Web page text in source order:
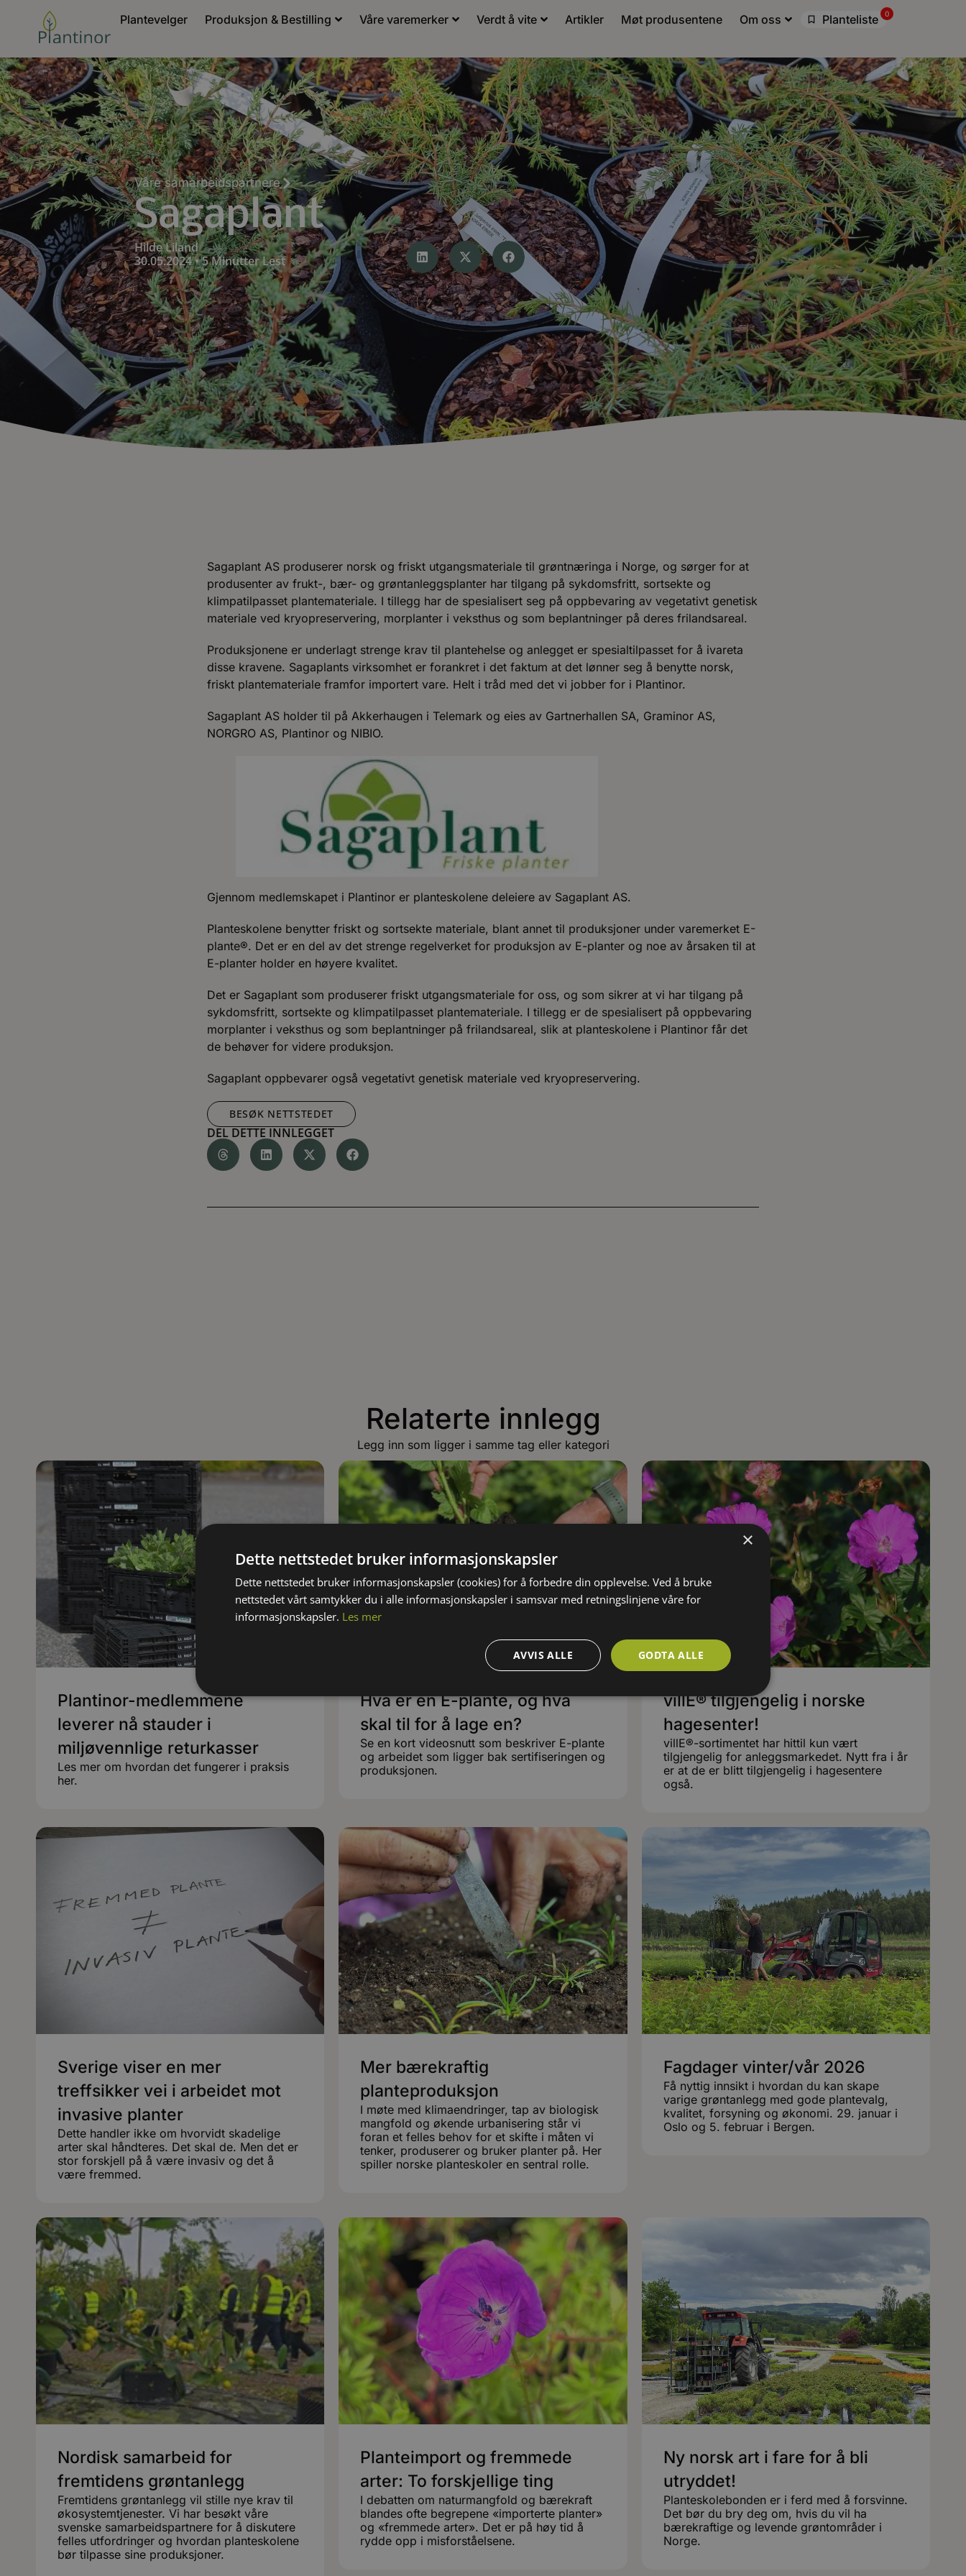
Plantevelger Produksjon & Bestilling Våre varemerker Verdt å vite Artikler Møt produsentene Om oss Planteliste 0
Våre samarbeidspartnere
Sagaplant
Hilde Liland
30.05.2024 • 5 Minutter Lest
Sagaplant AS produserer norsk og friskt utgangsmateriale til grøntnæringa i Norge, og sørger for at
produsenter av frukt-, bær- og grøntanleggsplanter har tilgang på sykdomsfritt, sortsekte og
klimpatilpasset plantemateriale. I tillegg har de spesialisert seg på oppbevaring av vegetativt genetisk
materiale ved kryopreservering, morplanter i veksthus og som beplantninger på deres frilandsareal.
Produksjonene er underlagt strenge krav til plantehelse og anlegget er spesialtilpasset for å ivareta
disse kravene. Sagaplants virksomhet er forankret i det faktum at det lønner seg å benytte norsk,
friskt plantemateriale framfor importert vare. Helt i tråd med det vi jobber for i Plantinor.
Sagaplant AS holder til på Akkerhaugen i Telemark og eies av Gartnerhallen SA, Graminor AS,
NORGRO AS, Plantinor og NIBIO.
Gjennom medlemskapet i Plantinor er planteskolene deleiere av Sagaplant AS.
Planteskolene benytter friskt og sortsekte materiale, blant annet til produksjoner under varemerket E-
plante®. Det er en del av det strenge regelverket for produksjon av E-planter og noe av årsaken til at
E-planter holder en høyere kvalitet.
Det er Sagaplant som produserer friskt utgangsmateriale for oss, og som sikrer at vi har tilgang på
sykdomsfritt, sortsekte og klimpatilpasset plantemateriale. I tillegg er de spesialisert på oppbevaring
morplanter i veksthus og som beplantninger på frilandsareal, slik at planteskolene i Plantinor får det
de behøver for videre produksjon.
Sagaplant oppbevarer også vegetativt genetisk materiale ved kryopreservering.
BESØK NETTSTEDET
DEL DETTE INNLEGGET
Relaterte innlegg
Legg inn som ligger i samme tag eller kategori
Plantinor-medlemmene
leverer nå stauder i
miljøvennlige returkasser
Les mer om hvordan det fungerer i praksis
her.
Hva er en E-plante, og hva
skal til for å lage en?
Se en kort videosnutt som beskriver E-plante
og arbeidet som ligger bak sertifiseringen og
produksjonen.
villE® tilgjengelig i norske
hagesenter!
villE®-sortimentet har hittil kun vært
tilgjengelig for anleggsmarkedet. Nytt fra i år
er at de er blitt tilgjengelig i hagesentere
også.
Sverige viser en mer
treffsikker vei i arbeidet mot
invasive planter
Dette handler ikke om hvorvidt skadelige
arter skal håndteres. Det skal de. Men det er
stor forskjell på å være invasiv og det å
være fremmed.
Mer bærekraftig
planteproduksjon
I møte med klimaendringer, tap av biologisk
mangfold og økende urbanisering står vi
foran et felles behov for et skifte i måten vi
tenker, produserer og bruker planter på. Her
spiller norske planteskoler en sentral rolle.
Fagdager vinter/vår 2026
Få nyttig innsikt i hvordan du kan skape
varige grøntanlegg med gode plantevalg,
kvalitet, forsyning og økonomi. 29. januar i
Oslo og 5. februar i Bergen.
Nordisk samarbeid for
fremtidens grøntanlegg
Fremtidens grøntanlegg vil stille nye krav til
økosystemtjenester. Vi har besøkt våre
svenske samarbeidspartnere for å diskutere
felles utfordringer og hvordan planteskolene
bør tilpasse sine produksjoner.
Planteimport og fremmede
arter: To forskjellige ting
I debatten om naturmangfold og bærekraft
blandes ofte begrepene «importerte planter»
og «fremmede arter». Det er på høy tid å
rydde opp i misforståelsene.
Ny norsk art i fare for å bli
utryddet!
Planteskolebonden er i ferd med å forsvinne.
Det bør du bry deg om, hvis du vil ha
bærekraftige og levende grøntområder i
Norge.
×
Dette nettstedet bruker informasjonskapsler
Dette nettstedet bruker informasjonskapsler (cookies) for å forbedre din opplevelse. Ved å bruke
nettstedet vårt samtykker du i alle informasjonskapsler i samsvar med retningslinjene våre for
informasjonskapsler. Les mer
GODTA ALLE
AVVIS ALLE